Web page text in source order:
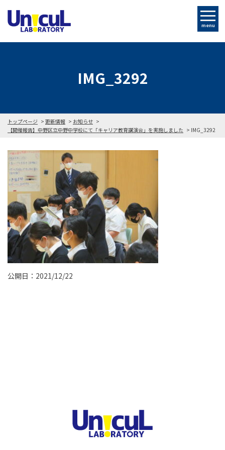
menu
IMG_3292
トップページ 更新情報
お知らせ
【開催報告】中野区立中野中学校にて「キャリア教育講演会」を実施しました
IMG_3292
公開日：2021/12/22